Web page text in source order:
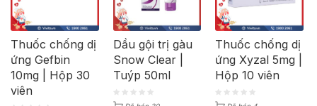
Thuốc chống dị
ứng Gefbin
10mg | Hộp 30
viên
Dầu gội trị gàu
Snow Clear |
Tuýp 50ml
Thuốc chống dị
ứng Xyzal 5mg |
Hộp 10 viên